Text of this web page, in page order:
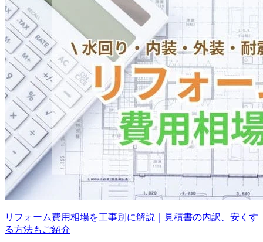
リフォーム費用相場を工事別に解説｜見積書の内訳、安くす
る方法もご紹介